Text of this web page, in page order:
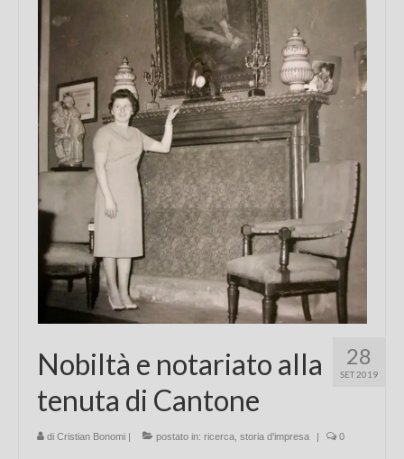
Chi sono
Contatti
28
SET 2019
Nobiltà e notariato alla
tenuta di Cantone
di Cristian Bonomi | postato in: ricerca storia d'impresa | 0